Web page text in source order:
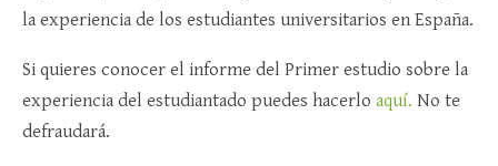
la experiencia de los estudiantes universitarios en España.
Si quieres conocer el informe del Primer estudio sobre la
experiencia del estudiantado puedes hacerlo aquí. No te
defraudará.